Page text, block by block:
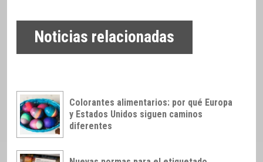
Noticias relacionadas
Colorantes alimentarios: por qué Europa
y Estados Unidos siguen caminos
diferentes